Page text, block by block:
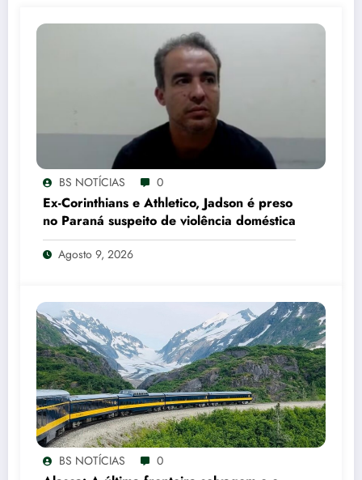
BS NOTÍCIAS 0
Ex-Corinthians e Athletico, Jadson é preso
no Paraná suspeito de violência doméstica
Agosto 9, 2026
BS NOTÍCIAS 0